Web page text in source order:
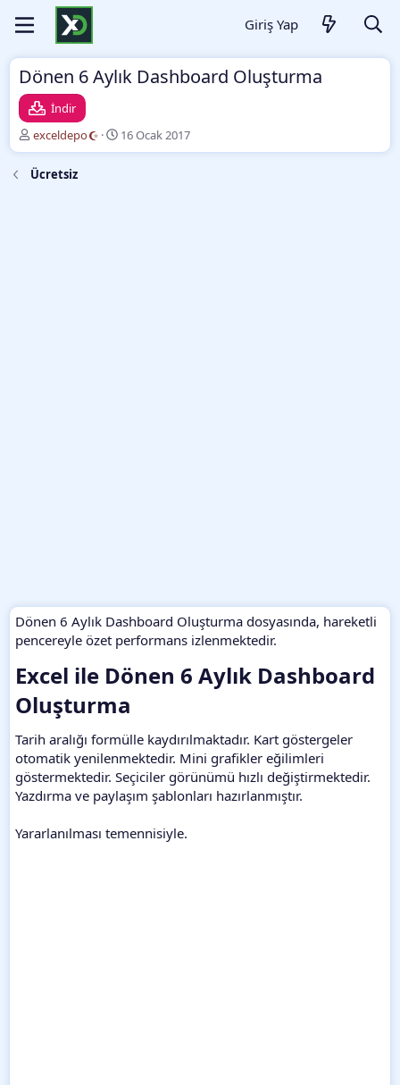
Giriş Yap
Dönen 6 Aylık Dashboard Oluşturma
İndir
Y
a
z
a
exceldepo
O
l
16 Ocak 2017
Ücretsiz
Dönen 6 Aylık Dashboard Oluşturma dosyasında, hareketli
pencereyle özet performans izlenmektedir.
Excel ile Dönen 6 Aylık Dashboard
Oluşturma​
Tarih aralığı formülle kaydırılmaktadır. Kart göstergeler
otomatik yenilenmektedir. Mini grafikler eğilimleri
göstermektedir. Seçiciler görünümü hızlı değiştirmektedir.
Yazdırma ve paylaşım şablonları hazırlanmıştır.
Yararlanılması temennisiyle.